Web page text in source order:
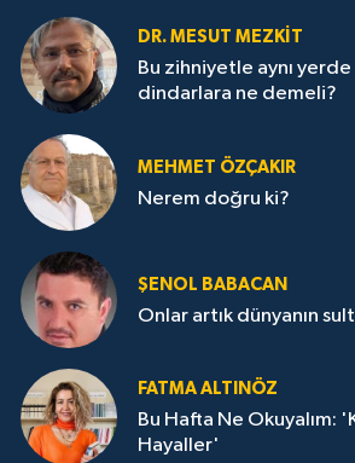
DR. MESUT MEZKIT
Bu zihniyetle aynı
dindarlara ne demeli?
MEHMET ÖZÇAKIR
Nerem doğru ki?
ŞENOL BABACAN
Onlar artık dünyanın
FATMA ALTINÖZ
Bu Hafta Ne Okuyalım:
Hayaller'